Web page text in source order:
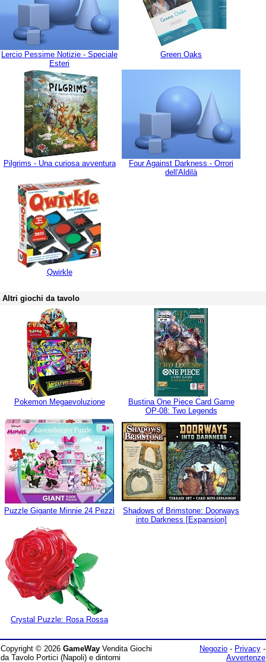
Lercio Pessime Notizie - Speciale
Esteri
Green Oaks
Pilgrims - Una curiosa avventura
Four Against Darkness - Orrori
dell'Aldilà
Qwirkle
Altri giochi da tavolo
Pokemon Megaevoluzione
Bustina One Piece Card Game
OP-08: Two Legends
Puzzle Gigante Minnie 24 Pezzi
Shadows of Brimstone: Doorways
into Darkness [Expansion]
Crystal Puzzle: Rosa Rossa
Copyright © 2026 GameWay Vendita Giochi
da Tavolo Portici (Napoli) e dintorni
Negozio - Privacy -
Avvertenze